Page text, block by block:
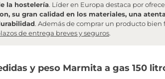
la hostelería. Líder en Europa destaca por
su gran calidad en los materiales, una
. Además de comprar un producto bien
de entrega breves y seguros.
y peso Marmita a gas 150